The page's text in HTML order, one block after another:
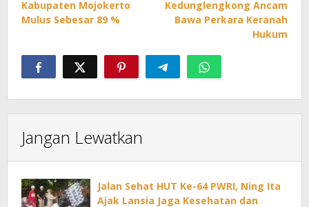
Kabupaten Mojokerto
Mulus Sebesar 89 %
Kedunglengkong Ancam
Bawa Perkara Keranah
Hukum
Jangan Lewatkan
Jalan Sehat HUT Ke-64 PWRI, Ning Ita
Ajak Lansia Jaga Kesehatan dan